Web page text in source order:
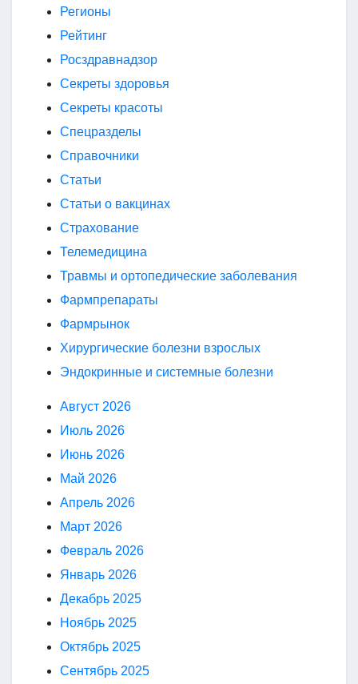
Регионы
Рейтинг
Росздравнадзор
Секреты здоровья
Секреты красоты
Спецразделы
Справочники
Статьи
Статьи о вакцинах
Страхование
Телемедицина
Травмы и ортопедические заболевания
Фармпрепараты
Фармрынок
Хирургические болезни взрослых
Эндокринные и системные болезни
Август 2026
Июль 2026
Июнь 2026
Май 2026
Апрель 2026
Март 2026
Февраль 2026
Январь 2026
Декабрь 2025
Ноябрь 2025
Октябрь 2025
Сентябрь 2025